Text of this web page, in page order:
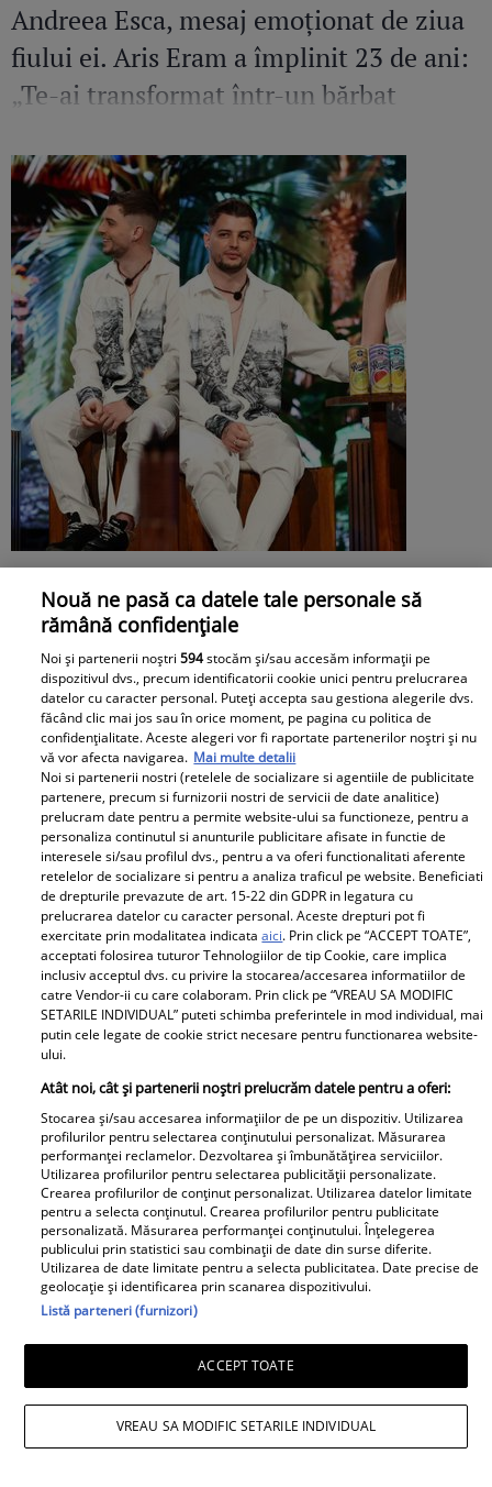
Andreea Esca, mesaj emoționat de ziua
fiului ei. Aris Eram a împlinit 23 de ani:
„Te-ai transformat într-un bărbat
Maria Covasa și Daniel Ungureanu, din
nou față în față, la Insula iubirii -
Reuniuni. Ce s-a întâmplat când în
platou a apărut iubita fostului
concurent
Observator News
Dronă doborâtă în premieră
deasupra României. A fost lovită
de racheta unui F-16 al Forţelor
Aeriene Române
Libertatea pentru Femei
Nouă ne pasă ca datele tale personale să
rămână confidențiale
Noi și partenerii noștri594stocăm și/sau accesăm informații pe
dispozitivul dvs., precum identificatorii cookie unici pentru prelucrarea
datelor cu caracter personal. Puteți accepta sau gestiona alegerile dvs.
făcând clic mai jos sau în orice moment, pe pagina cu politica de
confidențialitate. Aceste alegeri vor fi raportate partenerilor noștri și nu
vă vor afecta navigarea. Mai multe detalii
Noi si partenerii nostri (retelele de socializare si agentiile de publicitate
partenere, precum si furnizorii nostri de servicii de date analitice)
prelucram date pentru a permite website-ului sa functioneze, pentru a
personaliza continutul si anunturile publicitare afisate in functie de
interesele si/sau profilul dvs., pentru a va oferi functionalitati aferente
retelelor de socializare si pentru a analiza traficul pe website. Beneficiati
de drepturile prevazute de art. 15-22 din GDPR in legatura cu
prelucrarea datelor cu caracter personal. Aceste drepturi pot fi
exercitate prin modalitatea indicataaici. Prin click pe “ACCEPT TOATE”,
acceptati folosirea tuturor Tehnologiilor de tip Cookie, care implica
inclusiv acceptul dvs. cu privire la stocarea/accesarea informatiilor de
catre Vendor-ii cu care colaboram. Prin click pe “VREAU SA MODIFIC
SETARILE INDIVIDUAL” puteti schimba preferintele in mod individual, mai
putin cele legate de cookie strict necesare pentru functionarea website-
ului.
Atât noi, cât și partenerii noștri prelucrăm datele pentru a oferi:
Stocarea și/sau accesarea informațiilor de pe un dispozitiv. Utilizarea
profilurilor pentru selectarea conținutului personalizat. Măsurarea
performanței reclamelor. Dezvoltarea și îmbunătățirea serviciilor.
Utilizarea profilurilor pentru selectarea publicității personalizate.
Crearea profilurilor de conținut personalizat. Utilizarea datelor limitate
pentru a selecta conținutul. Crearea profilurilor pentru publicitate
personalizată. Măsurarea performanței conținutului. Înțelegerea
publicului prin statistici sau combinații de date din surse diferite.
Utilizarea de date limitate pentru a selecta publicitatea. Date precise de
geolocație și identificarea prin scanarea dispozitivului.
Listă parteneri (furnizori)
ACCEPT TOATE
VREAU SA MODIFIC SETARILE INDIVIDUAL